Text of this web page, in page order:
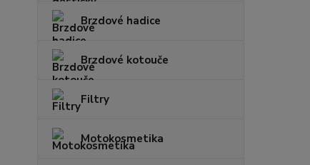
Brzdové hadice
Brzdové kotouče
Filtry
Motokosmetika